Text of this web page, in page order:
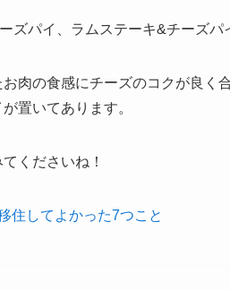
ズパイ、ラムステーキ&チーズパ
肉の食感にチーズのコクが良く
置いてあります。
くださいね！
住してよかった7つこと